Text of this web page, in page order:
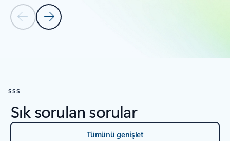
Önceki SlaytSonraki Slayt
SSS
Sık sorulan sorular
Tümünü genişlet